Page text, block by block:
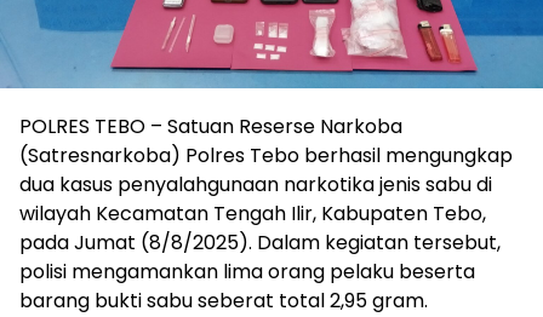
POLRES TEBO – Satuan Reserse Narkoba
(Satresnarkoba) Polres Tebo berhasil mengungkap
dua kasus penyalahgunaan narkotika jenis sabu di
wilayah Kecamatan Tengah Ilir, Kabupaten Tebo,
pada Jumat (8/8/2025). Dalam kegiatan tersebut,
polisi mengamankan lima orang pelaku beserta
barang bukti sabu seberat total 2,95 gram.